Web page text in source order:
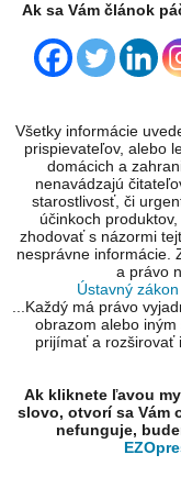
Ak sa Vám článok
Všetky informácie
prispievateľov, alebo
domácich a
nenavádzajú
starostlivosť, či
účinkoch
zhodovať s názormi
nesprávne informácie.
a právo
Ústavný
...Každý má právo
obrazom alebo
prijímať a rozširovať
Ak kliknete ľavou
slovo, otvorí sa Vám
nefunguje,